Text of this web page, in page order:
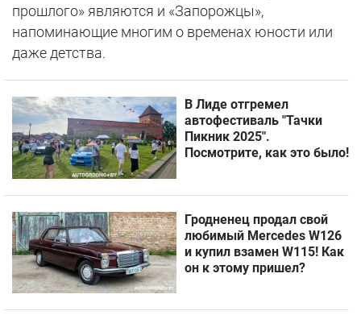
прошлого» являются и «Запорожцы»,
напоминающие многим о временах юности или
даже детства.
В Лиде отгремел
автофестиваль "Тачки
Пикник 2025".
Посмотрите, как это было!
Гродненец продал свой
любимый Mercedes W126
и купил взамен W115! Как
он к этому пришел?